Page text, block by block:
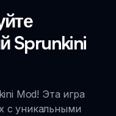
Sprunkini
Mod! Эта игра
с уникальными